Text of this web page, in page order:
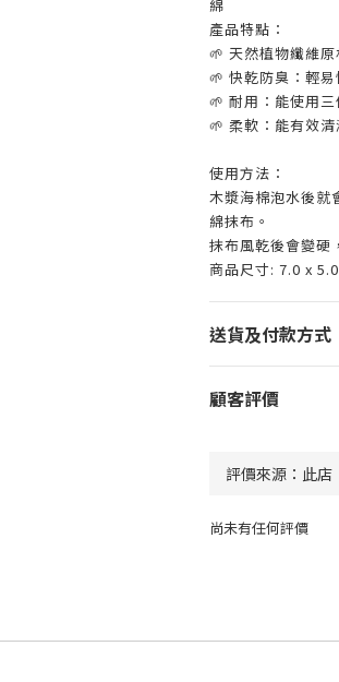
綿
產品特點：
🌱 天然植物纖維
🌱 快乾防臭：輕
🌱 耐用：能使用
🌱 柔軟：能有效
使用方法：
木漿海棉泡水後就
綿抹布。
抹布風乾後會變硬
商品尺寸: 7.0 x
送貨及付款方式
顧客評價
尚未有任何評價